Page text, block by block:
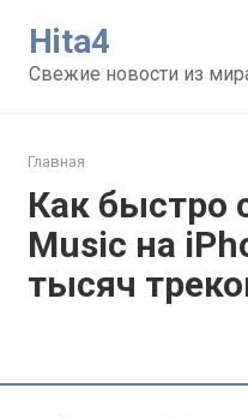
Нita4
Свежие новости из
Главная
Как быстро
Music на
тысяч